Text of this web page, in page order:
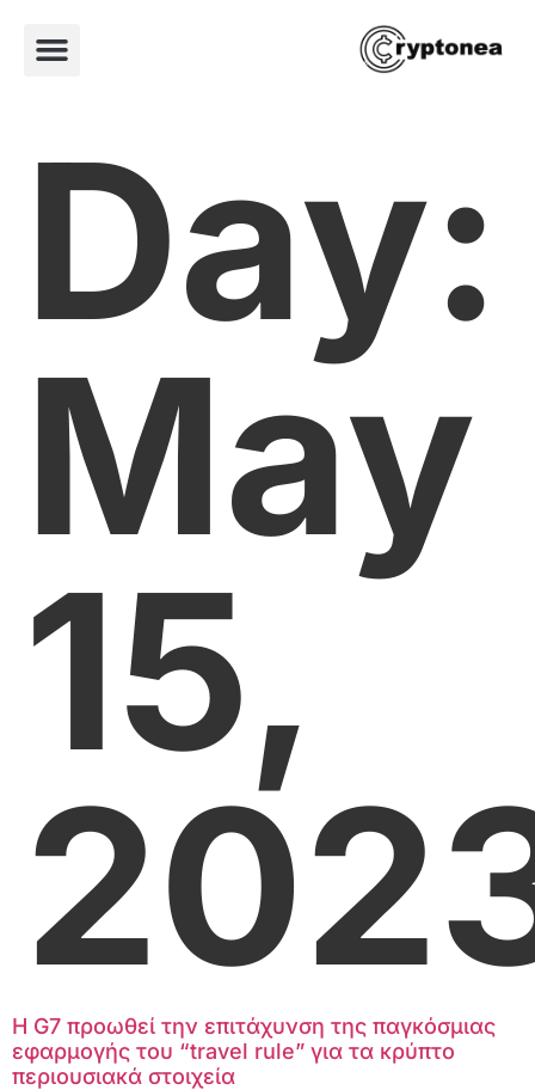
Day:
May
15,
Η G7 προωθεί την επιτάχυνση της παγκόσμιας
εφαρμογής του “travel rule” για τα κρύπτο
περιουσιακά στοιχεία